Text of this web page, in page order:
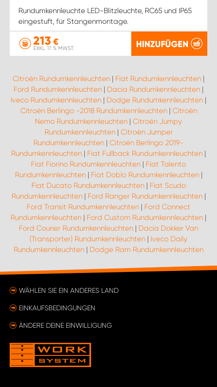
Rundumkennleuchte LED-Blitzleuchte, RC65 und IP65
eingestuft, für Stangenmontage.
213 €
EXKL. 17 % MWST. HINZUFÜGEN
Citroën Rundumkennleuchten | Fiat Rundumkennleuchten |
Ford Rundumkennleuchten | Dacia Rundumkennleuchten |
Iveco Rundumkennleuchten | Dodge Rundumkennleuchten |
Citroën Berlingo -2018 Rundumkennleuchten| Citroën
Nemo Rundumkennleuchten | Citroën Jumpy
Rundumkennleuchten| Citroën Jumper
Rundumkennleuchten | Citroën Berlingo 2019-
Rundumkennleuchten | Fiat Fullback Rundumkennleuchten |
Fiat Fiorino Rundumkennleuchten | Fiat Talento
Rundumkennleuchten| Fiat Doblo Rundumkennleuchten|
Fiat Ducato Rundumkennleuchten| Fiat Scudo
Rundumkennleuchten| Ford Ranger Rundumkennleuchten|
Ford Transit Rundumkennleuchten | Ford Connect
Rundumkennleuchten | Ford Custom Rundumkennleuchten |
Ford Courier Rundumkennleuchten | Dacia Dokker Van
(Transporter) Rundumkennleuchten | Iveco Daily
Rundumkennleuchten | Dodge Ram Rundumkennleuchten
WÄHLEN SIE EIN ANDERES LAND
EINKAUFSBEDINGUNGEN
ÄNDERE DEINE EINWILLIGUNG